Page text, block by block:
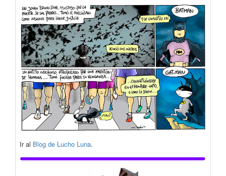
Ir al Blog de Lucho Luna.